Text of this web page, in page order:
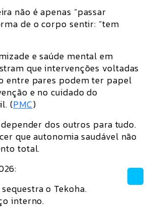
não é apenas “passar
de o corpo sentir: “tem
e saúde mental em
que intervenções voltadas
entre pares podem ter papel
e no cuidado do
(PMC)
dos outros para tudo.
que autonomia saudável não
total.
o Tekoha.
interno.